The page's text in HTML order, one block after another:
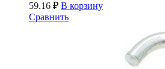
59.16 ₽ В корзину
Сравнить